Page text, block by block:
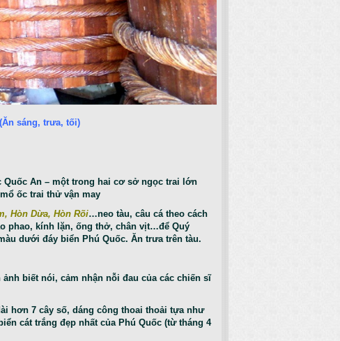
(Ăn sáng, trưa, tối)
Quốc An – một trong hai cơ sở ngọc trai lớn
ốc trai thử vận may
Hòn Dừa, Hòn Rõi…neo tàu, câu cá theo cách
phao, kính lặn, ống thở, chân vịt…để Quý
dưới đáy biển Phú Quốc. Ăn trưa trên tàu.
biết nói, cảm nhận nỗi đau của các chiến sĩ
hơn 7 cây số, dáng công thoai thoải tựa như
cát trắng đẹp nhất của Phú Quốc (từ tháng 4